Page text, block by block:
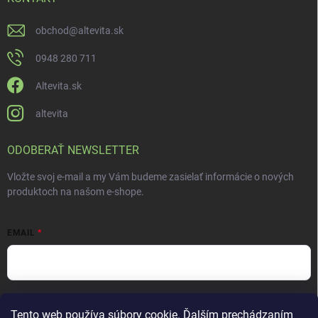
Tento web používa súbory cookie. Ďalším prechádzaním
obchod@altevita.sk
0948 280 711
Altevita.sk
altevita
ODOBERAŤ NEWSLETTER
Vložte svoj e-mail a my Vám budeme zasielať informácie o nových
produktoch na našom e-shope.
EMAIL